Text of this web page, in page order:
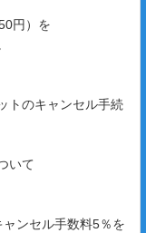
円）を
トのキャンセル手続
いて
ンセル手数料5％を